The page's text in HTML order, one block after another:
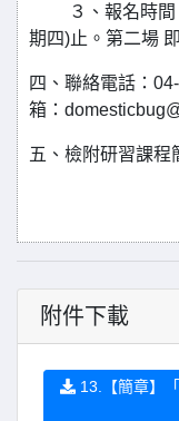
３、報名時間：
期四)止。第二場
四、聯絡電話：
箱：
五、檢附研習課程
附件下載
13.【簡章】